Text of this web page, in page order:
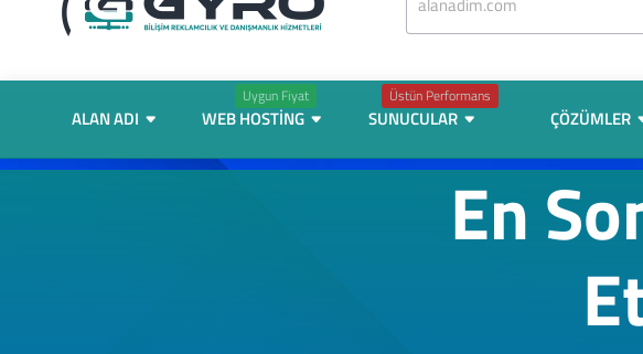
ALAN ADI
Uygun Fiyat
WEB HOSTING
Üstün Performans
SUNUCULAR ÇÖZÜMLER
En